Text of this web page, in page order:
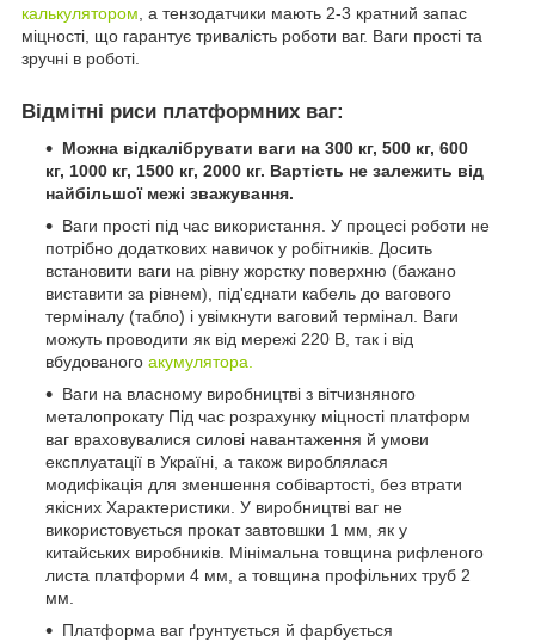
калькулятором, а тензодатчики мають 2-3 кратний запас
міцності, що гарантує тривалість роботи ваг. Ваги прості та
зручні в роботі.
Відмітні риси платформних ваг:
Можна відкалібрувати ваги на 300 кг, 500 кг, 600
кг, 1000 кг, 1500 кг, 2000 кг. Вартість не залежить від
найбільшої межі зважування.
Ваги прості під час використання. У процесі роботи не
потрібно додаткових навичок у робітників. Досить
встановити ваги на рівну жорстку поверхню (бажано
виставити за рівнем), під'єднати кабель до вагового
терміналу (табло) і увімкнути ваговий термінал. Ваги
можуть проводити як від мережі 220 В, так і від
вбудованого акумулятора.
Ваги на власному виробництві з вітчизняного
металопрокату Під час розрахунку міцності платформ
ваг враховувалися силові навантаження й умови
експлуатації в Україні, а також вироблялася
модифікація для зменшення собівартості, без втрати
якісних Характеристики. У виробництві ваг не
використовується прокат завтовшки 1 мм, як у
китайських виробників. Мінімальна товщина рифленого
листа платформи 4 мм, а товщина профільних труб 2
мм.
Платформа ваг ґрунтується й фарбується